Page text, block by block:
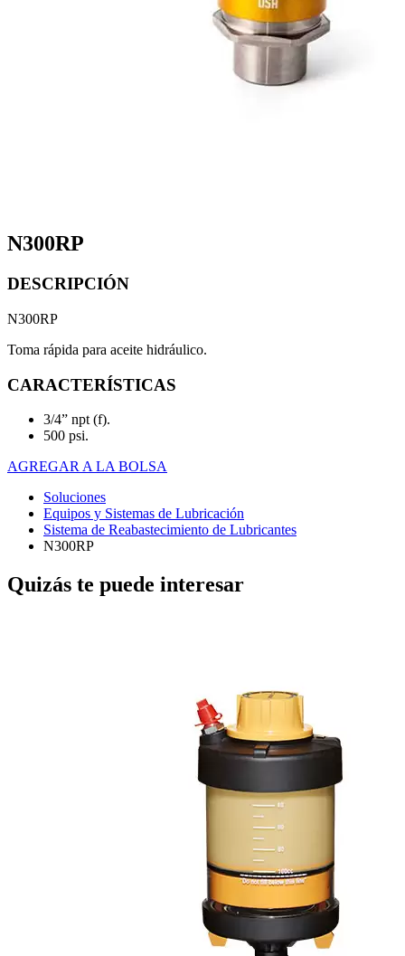
N300RP
DESCRIPCIÓN
N300RP
Toma rápida para aceite hidráulico.
CARACTERÍSTICAS
3/4” npt (f).
500 psi.
AGREGAR A LA BOLSA
Soluciones
Equipos y Sistemas de Lubricación
Sistema de Reabastecimiento de Lubricantes
N300RP
Quizás te puede interesar